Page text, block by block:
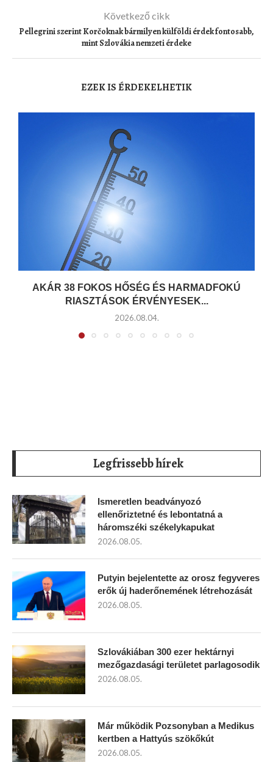
Következő cikk
Pellegrini szerint Korčoknak bármilyen külföldi érdek fontosabb,
mint Szlovákia nemzeti érdeke
EZEK IS ÉRDEKELHETIK
AKÁR 38 FOKOS HŐSÉG ÉS HARMADFOKÚ
RIASZTÁSOK ÉRVÉNYESEK...
2026.08.04.
Legfrissebb hírek
Ismeretlen beadványozó
ellenőriztetné és lebontatná a
háromszéki székelykapukat
2026.08.05.
Putyin bejelentette az orosz fegyveres
erők új haderőnemének létrehozását
2026.08.05.
Szlovákiában 300 ezer hektárnyi
mezőgazdasági területet parlagosodik
2026.08.05.
Már működik Pozsonyban a Medikus
kertben a Hattyús szökőkút
2026.08.05.